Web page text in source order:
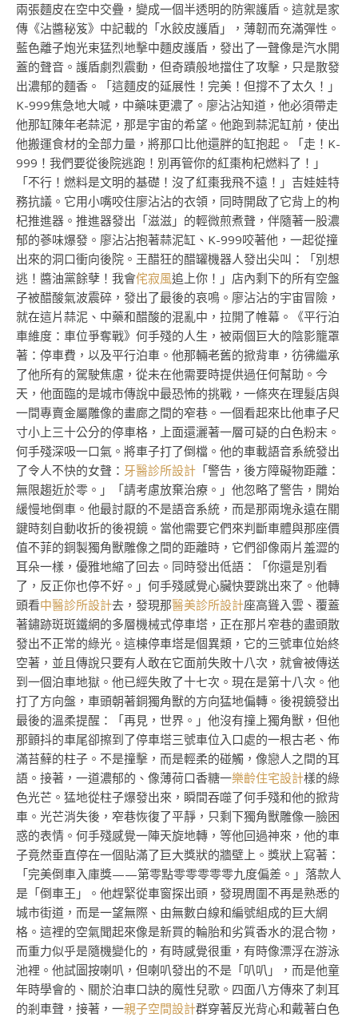
兩張麵皮在空中交疊，變成一個半透明的防禦護盾。這就是家
傳《沾醬秘笈》中記載的「水餃皮護盾」，薄韌而充滿彈性。
藍色離子炮光束猛烈地擊中麵皮護盾，發出了一聲像是汽水開
蓋的聲音。護盾劇烈震動，但奇蹟般地擋住了攻擊，只是散發
出濃郁的麵香。「這麵皮的延展性！完美！但撐不了太久！」
K-999焦急地大喊，中藥味更濃了。廖沾沾知道，他必須帶走
他那缸陳年老蒜泥，那是宇宙的希望。他跑到蒜泥缸前，使出
他搬運食材的全部力量，將那口比他還胖的缸抱起。「走！K-
999！我們要從後院逃跑！別再管你的紅棗枸杞燃料了！」
「不行！燃料是文明的基礎！沒了紅棗我飛不遠！」吉娃娃特
務抗議。它用小嘴咬住廖沾沾的衣領，同時開啟了它背上的枸
杞推進器。推進器發出「滋滋」的輕微煎煮聲，伴隨著一股濃
郁的蔘味爆發。廖沾沾抱著蒜泥缸、K-999咬著他，一起從撞
出來的洞口衝向後院。王醋狂的醋罐機器人發出尖叫：「別想
逃！醬油黨餘孽！我會侘寂風追上你！」店內剩下的所有空盤
子被醋酸氣波震碎，發出了最後的哀鳴。廖沾沾的宇宙冒險，
就在這片蒜泥、中藥和醋酸的混亂中，拉開了帷幕。《平行泊
車維度：車位爭奪戰》何手殘的人生，被兩個巨大的陰影籠罩
著：停車費，以及平行泊車。他那輛老舊的掀背車，彷彿繼承
了他所有的駕駛焦慮，從未在他需要時提供過任何幫助。今
天，他面臨的是城市傳說中最恐怖的挑戰，一條夾在理髮店與
一間專賣金屬雕像的畫廊之間的窄巷。一個看起來比他車子尺
寸小上三十公分的停車格，上面還灑著一層可疑的白色粉末。
何手殘深吸一口氣。將車子打了倒檔。他的車載語音系統發出
了令人不快的女聲： 牙醫診所設計 「警告，後方障礙物距離：
無限趨近於零。」「請考慮放棄治療。」他忽略了警告，開始
緩慢地倒車。他最討厭的不是語音系統，而是那兩塊永遠在關
鍵時刻自動收折的後視鏡。當他需要它們來判斷車體與那座價
值不菲的銅製獨角獸雕像之間的距離時，它們卻像兩片羞澀的
耳朵一樣，優雅地縮了回去。同時發出低語：「你還是別看
了，反正你也停不好。」何手殘感覺心臟快要跳出來了。他轉
頭看中醫診所設計去，發現那醫美診所設計座高聳入雲、覆蓋
著鏽跡斑斑鐵網的多層機械式停車塔，正在那片窄巷的盡頭散
發出不正常的綠光。這棟停車塔是個異類，它的三號車位始終
空著，並且傳說只要有人敢在它面前失敗十八次，就會被傳送
到一個泊車地獄。他已經失敗了十七次。現在是第十八次。他
打了方向盤，車頭朝著銅獨角獸的方向猛地偏轉。後視鏡發出
最後的溫柔提醒：「再見，世界。」他沒有撞上獨角獸，但他
那顫抖的車尾卻擦到了停車塔三號車位入口處的一根古老、佈
滿苔蘚的柱子。不是撞擊，而是輕柔的碰觸，像戀人之間的耳
語。接著，一道濃郁的、像薄荷口香糖一樂齡住宅設計樣的綠
色光芒。猛地從柱子爆發出來，瞬間吞噬了何手殘和他的掀背
車。光芒消失後，窄巷恢復了平靜，只剩下獨角獸雕像一臉困
惑的表情。何手殘感覺一陣天旋地轉，等他回過神來，他的車
子竟然垂直停在一個貼滿了巨大獎狀的牆壁上。獎狀上寫著：
「完美倒車入庫獎——第零點零零零零零九度偏差。」落款人
是「倒車王」。他趕緊從車窗探出頭，發現周圍不再是熟悉的
城市街道，而是一望無際、由無數白線和編號組成的巨大網
格。這裡的空氣聞起來像是新買的輪胎和劣質香水的混合物，
而重力似乎是隨機變化的，有時感覺很重，有時像漂浮在游泳
池裡。他試圖按喇叭，但喇叭發出的不是「叭叭」，而是他童
年時學會的、關於泊車口訣的魔性兒歌。四面八方傳來了刺耳
的剎車聲，接著，一親子空間設計群穿著反光背心和戴著白色